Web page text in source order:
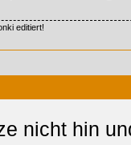
editiert!
nicht hin